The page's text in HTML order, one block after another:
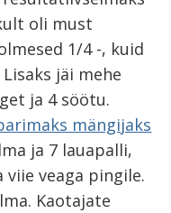
oli must
1/4 -, kuid
jäi mehe
ja 4 söötu.
mängijaks
ja 7 lauapalli,
veaga pingile.
Kaotajate